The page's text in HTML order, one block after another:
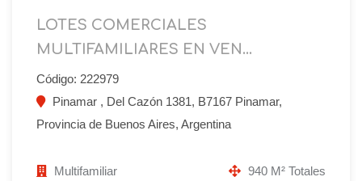
LOTES COMERCIALES
MULTIFAMILIARES EN VEN...
Código: 222979
Pinamar , Del Cazón 1381, B7167 Pinamar,
Provincia de Buenos Aires, Argentina
Multifamiliar 940 M² Totales